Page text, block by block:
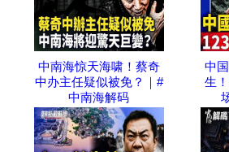
中南海惊天海啸！蔡奇
中办主任疑似被免？｜#
中南海解码
中
生